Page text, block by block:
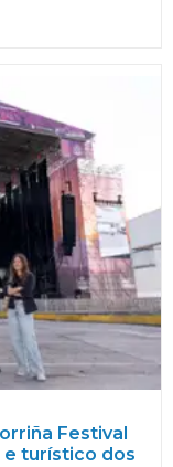
Festival
turístico dos